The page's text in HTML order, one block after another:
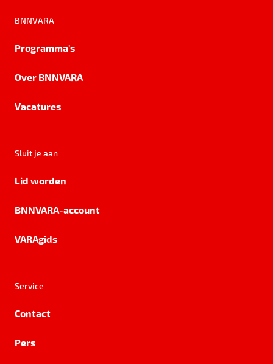
BNNVARA
Programma's
Over BNNVARA
Vacatures
Sluit je aan
Lid worden
BNNVARA-account
VARAgids
Service
Contact
Pers